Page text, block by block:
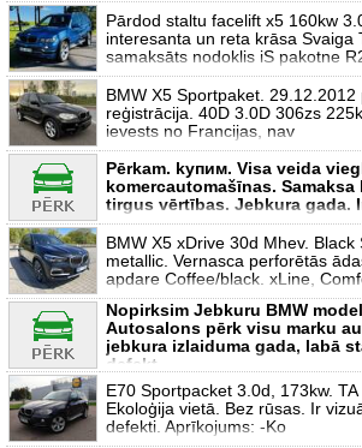
Pārdod staltu facelift x5 160kw
interesanta un reta krāsa Svaiga
samaksāts nodoklis iS pakotne
BMW X5 Sportpaket. 29.12.2012
reģistrācija. 40D 3.0D 306zs
ievests no Francijas, nav
Pērkam. kупим. Visa veida
komercautomašīnas. Samaksa
tirgus vērtības. Jebkura gada.
BMW X5 xDrive 30d Mhev. Black
metallic. Vernasca perforētās
apdare Coffee/black. xLine,
Nopirksim Jebkuru BMW
Autosalons pērk visu marku
jebkura izlaiduma gada, labā
defekt
E70 Sportpacket 3.0d, 173kw. TA
Ekoloģija vietā. Bez rūsas. Ir
defekti. Aprīkojums: -Ko